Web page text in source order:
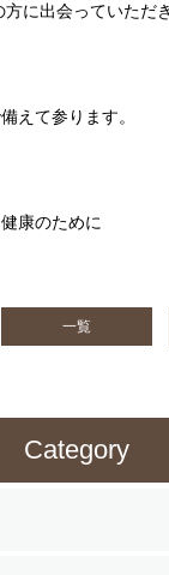
に出会っていただ
えて参ります。
康のために
一覧
Category